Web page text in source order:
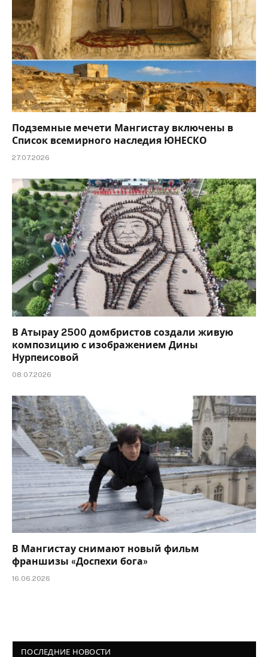
Подземные мечети Мангистау включены в
Список всемирного наследия ЮНЕСКО
27.07.2026
В Атырау 2500 домбристов создали живую
композицию с изображением Дины
Нурпеисовой
08.07.2026
В Мангистау снимают новый фильм
франшизы «Доспехи бога»
16.06.2026
ПОСЛЕДНИЕ НОВОСТИ